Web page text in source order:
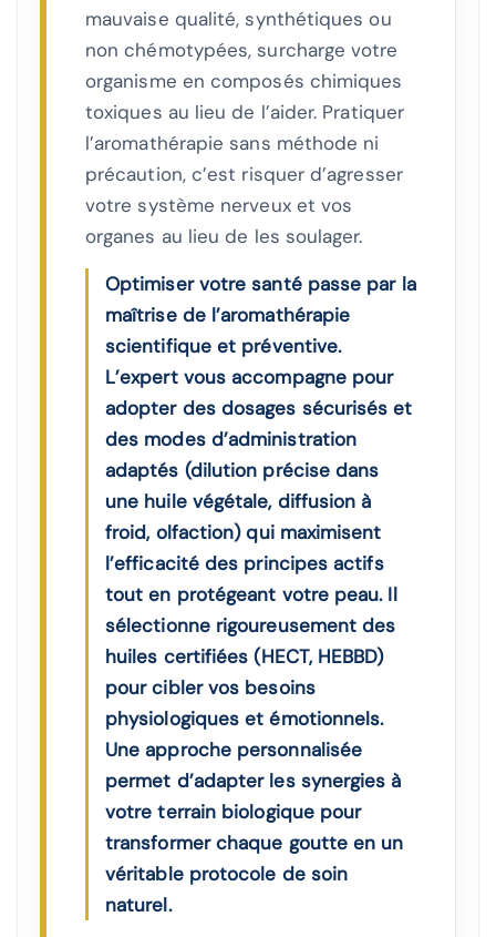
mauvaise qualité, synthétiques ou
non chémotypées, surcharge votre
organisme en composés chimiques
toxiques au lieu de l’aider. Pratiquer
l’aromathérapie sans méthode ni
précaution, c’est risquer d’agresser
votre système nerveux et vos
organes au lieu de les soulager.
Optimiser votre santé passe par la
maîtrise de l’aromathérapie
scientifique et préventive.
L’expert vous accompagne pour
adopter des dosages sécurisés et
des modes d’administration
adaptés (dilution précise dans
une huile végétale, diffusion à
froid, olfaction) qui maximisent
l’efficacité des principes actifs
tout en protégeant votre peau. Il
sélectionne rigoureusement des
huiles certifiées (HECT, HEBBD)
pour cibler vos besoins
physiologiques et émotionnels.
Une approche personnalisée
permet d’adapter les synergies à
votre terrain biologique pour
transformer chaque goutte en un
véritable protocole de soin
naturel.